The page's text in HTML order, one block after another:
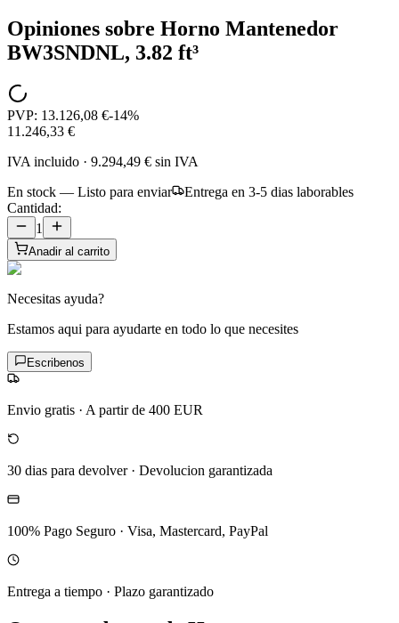
Opiniones sobre Horno Mantenedor
BW3SNDNL, 3.82 ft³
PVP: 13.126,08 €-14%
11.246,33 €
IVA incluido · 9.294,49 € sin IVA
En stock — Listo para enviar
Entrega en 3-5 dias laborables
Cantidad:
1
Anadir al carrito
Necesitas ayuda?
Estamos aqui para ayudarte en todo lo que necesites
Escribenos
Envio gratis · A partir de 400 EUR
30 dias para devolver· Devolucion garantizada
100% Pago Seguro · Visa, Mastercard, PayPal
Entrega a tiempo · Plazo garantizado